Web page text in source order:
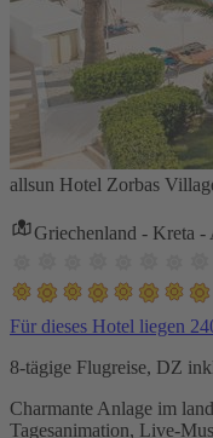
allsun Hotel Zorbas
Griechenland - Kreta -
Für dieses Hotel liegen
8-tägige Flugreise, DZ
Charmante Anlage im
Tagesanimation, Live-